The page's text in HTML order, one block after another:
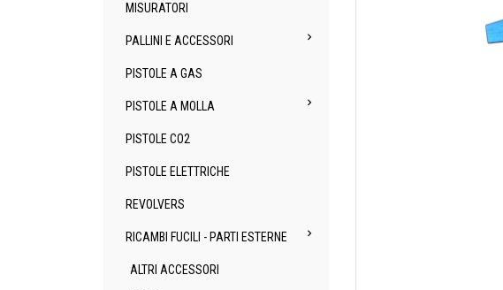
MISURATORI
PALLINI E ACCESSORI 
PISTOLE A GAS
PISTOLE A MOLLA 
PISTOLE CO2
PISTOLE ELETTRICHE
REVOLVERS
RICAMBI FUCILI - PARTI ESTERNE 
ALTRI ACCESSORI